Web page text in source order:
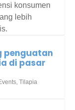
konsumen
lebih
penguatan
di pasar
,Tilapia